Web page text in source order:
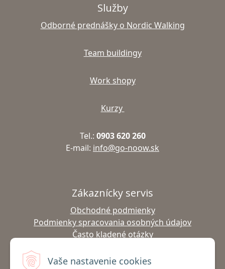
Vaše nastavenie cookies
Služby
Odborné prednášky o Nordic Walking
Team buildingy
Work shopy
Kurzy
Tel.: 0903 620 260
E-mail: info@go-noow.sk
Zákaznícky servis
Obchodné podmienky
Podmienky spracovania osobných údajov
Často kladené otázky
Vrátenie tovaru